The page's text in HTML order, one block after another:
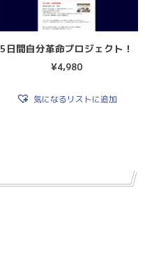
5日間自分革命プロジェクト！
¥4,980
気になるリストに追加